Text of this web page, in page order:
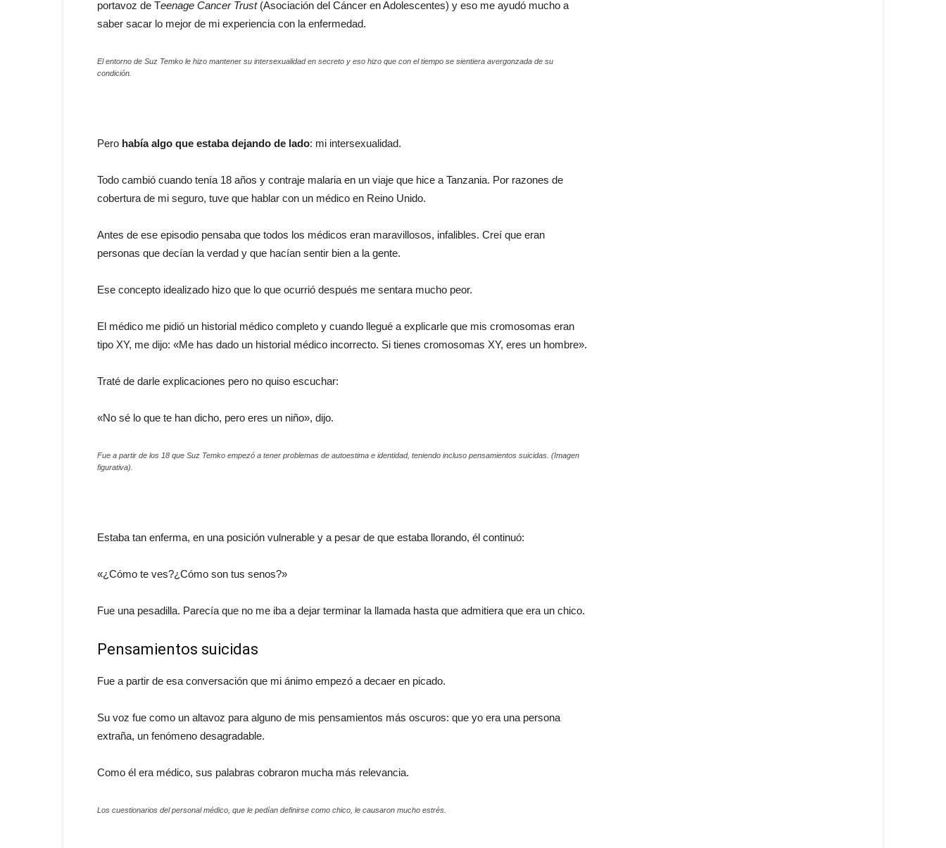
portavoz de Teenage Cancer Trust(Asociación del Cáncer en Adolescentes) y eso me ayudó mucho a
saber sacar lo mejor de mi experiencia con la enfermedad.
El entorno de Suz Temko le hizo mantener su intersexualidad en secreto y eso hizo que con el tiempo se sientiera avergonzada de su
condición.
Pero había algo que estaba dejando de lado: mi intersexualidad.
Todo cambió cuando tenía 18 años y contraje malaria en un viaje que hice a Tanzania. Por razones de
cobertura de mi seguro, tuve que hablar con un médico en Reino Unido.
Antes de ese episodio pensaba que todos los médicos eran maravillosos, infalibles. Creí que eran
personas que decían la verdad y que hacían sentir bien a la gente.
Ese concepto idealizado hizo que lo que ocurrió después me sentara mucho peor.
El médico me pidió un historial médico completo y cuando llegué a explicarle que mis cromosomas eran
tipo XY, me dijo: «Me has dado un historial médico incorrecto. Si tienes cromosomas XY, eres un hombre».
Traté de darle explicaciones pero no quiso escuchar:
«No sé lo que te han dicho, pero eres un niño», dijo.
Fue a partir de los 18 que Suz Temko empezó a tener problemas de autoestima e identidad, teniendo incluso pensamientos suicidas. (Imagen
figurativa).
Estaba tan enferma, en una posición vulnerable y a pesar de que estaba llorando, él continuó:
«¿Cómo te ves?¿Cómo son tus senos?»
Fue una pesadilla. Parecía que no me iba a dejar terminar la llamada hasta que admitiera que era un chico.
Pensamientos suicidas
Fue a partir de esa conversación que mi ánimo empezó a decaer en picado.
Su voz fue como un altavoz para alguno de mis pensamientos más oscuros: que yo era una persona
extraña, un fenómeno desagradable.
Como él era médico, sus palabras cobraron mucha más relevancia.
Los cuestionarios del personal médico, que le pedían definirse como chico, le causaron mucho estrés.